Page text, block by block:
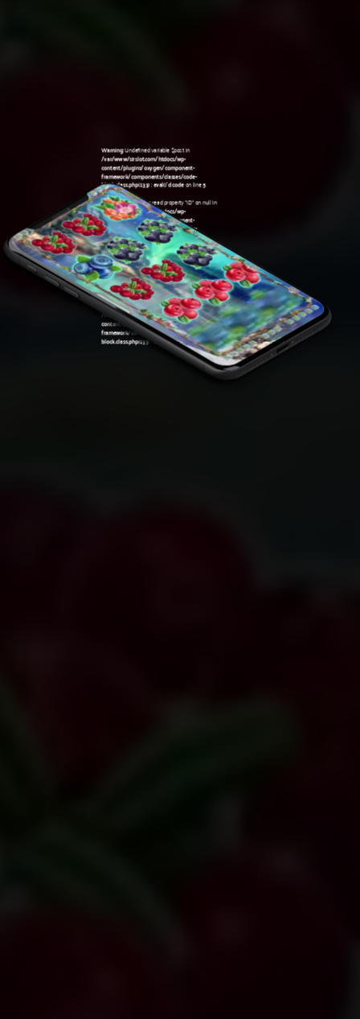
Warning: Undefined variable $post in
/var/www/sirslot.com/htdocs/wp-
content/plugins/oxygen/component-
framework/components/classes/code-
block.class.php(133) : eval()'d codeon line5
Warning: Attempt to read property "ID" on null in
/var/www/sirslot.com/htdocs/wp-
content/plugins/oxygen/component-
framework/components/classes/code-
block.class.php(133) : eval()'d codeon line5
Warning: Undefined variable $post in
/var/www/sirslot.com/htdocs/wp-
content/plugins/oxygen/component-
framework/components/classes/code-
block.class.php(133) : eval()'d codeon line7
Warning: Attempt to read property "ID" on null in
/var/www/sirslot.com/htdocs/wp-
content/plugins/oxygen/component-
framework/components/classes/code-
block.class.php(133) : eval()'d codeon line7
06:36 pm